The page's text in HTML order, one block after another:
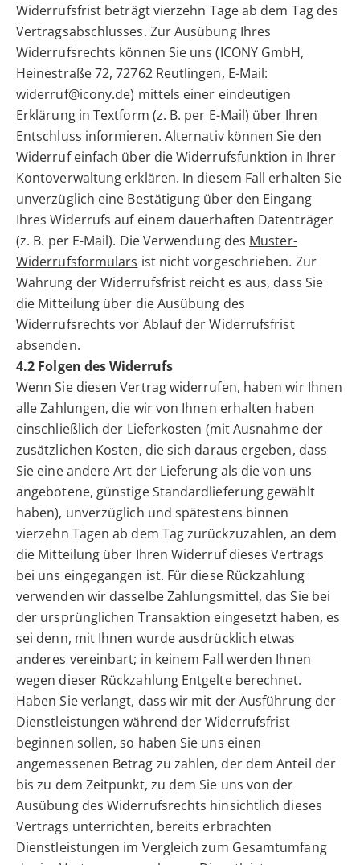
Widerrufsfrist beträgt vierzehn Tage ab dem Tag des
Vertragsabschlusses. Zur Ausübung Ihres
Widerrufsrechts können Sie uns (ICONY GmbH,
Heinestraße 72, 72762 Reutlingen, E-Mail:
widerruf@icony.de) mittels einer eindeutigen
Erklärung in Textform (z. B. per E-Mail) über Ihren
Entschluss informieren. Alternativ können Sie den
Widerruf einfach über die Widerrufsfunktion in Ihrer
Kontoverwaltung erklären. In diesem Fall erhalten Sie
unverzüglich eine Bestätigung über den Eingang
Ihres Widerrufs auf einem dauerhaften Datenträger
(z. B. per E-Mail). Die Verwendung des Muster-
Widerrufsformulars ist nicht vorgeschrieben. Zur
Wahrung der Widerrufsfrist reicht es aus, dass Sie
die Mitteilung über die Ausübung des
Widerrufsrechts vor Ablauf der Widerrufsfrist
absenden.
4.2 Folgen des Widerrufs
Wenn Sie diesen Vertrag widerrufen, haben wir Ihnen
alle Zahlungen, die wir von Ihnen erhalten haben
einschließlich der Lieferkosten (mit Ausnahme der
zusätzlichen Kosten, die sich daraus ergeben, dass
Sie eine andere Art der Lieferung als die von uns
angebotene, günstige Standardlieferung gewählt
haben), unverzüglich und spätestens binnen
vierzehn Tagen ab dem Tag zurückzuzahlen, an dem
die Mitteilung über Ihren Widerruf dieses Vertrags
bei uns eingegangen ist. Für diese Rückzahlung
verwenden wir dasselbe Zahlungsmittel, das Sie bei
der ursprünglichen Transaktion eingesetzt haben, es
sei denn, mit Ihnen wurde ausdrücklich etwas
anderes vereinbart; in keinem Fall werden Ihnen
wegen dieser Rückzahlung Entgelte berechnet.
Haben Sie verlangt, dass wir mit der Ausführung der
Dienstleistungen während der Widerrufsfrist
beginnen sollen, so haben Sie uns einen
angemessenen Betrag zu zahlen, der dem Anteil der
bis zu dem Zeitpunkt, zu dem Sie uns von der
Ausübung des Widerrufsrechts hinsichtlich dieses
Vertrags unterrichten, bereits erbrachten
Dienstleistungen im Vergleich zum Gesamtumfang